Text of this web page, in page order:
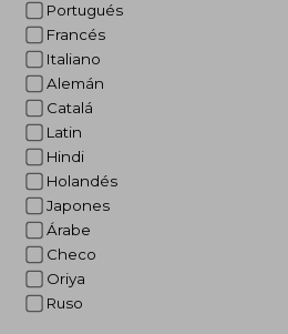
Portugués
Francés
Italiano
Alemán
Catalá
Latin
Hindi
Holandés
Japones
Árabe
Checo
Oriya
Ruso